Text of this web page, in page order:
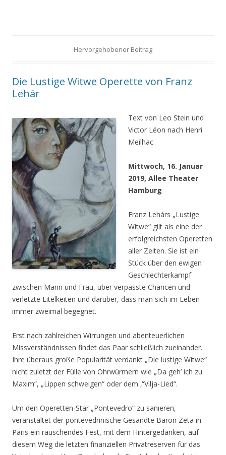
Hervorgehobener Beitrag
Die Lustige Witwe Operette von Franz
Lehár
Text von Leo Stein und
Victor Léon nach Henri
Meilhac
Mittwoch, 16. Januar
2019, Allee Theater
Hamburg
Franz Lehárs „Lustige
Witwe“ gilt als eine der
erfolgreichsten Operetten
aller Zeiten. Sie ist ein
Stück über den ewigen
Geschlechterkampf
zwischen Mann und Frau, über verpasste Chancen und
verletzte Eitelkeiten und darüber, dass man sich im Leben
immer zweimal begegnet.
Erst nach zahlreichen Wirrungen und abenteuerlichen
Missverständnissen findet das Paar schließlich zueinander.
Ihre überaus große Popularität verdankt „Die lustige Witwe“
nicht zuletzt der Fülle von Ohrwürmern wie „Da geh’ ich zu
Maxim“, „Lippen schweigen“ oder dem ‚“Vilja-Lied“.
Um den Operetten-Star „Pontevedro“ zu sanieren,
veranstaltet der pontevedrinische Gesandte Baron Zeta in
Paris ein rauschendes Fest, mit dem Hintergedanken, auf
diesem Weg die letzten finanziellen Privatreserven für das